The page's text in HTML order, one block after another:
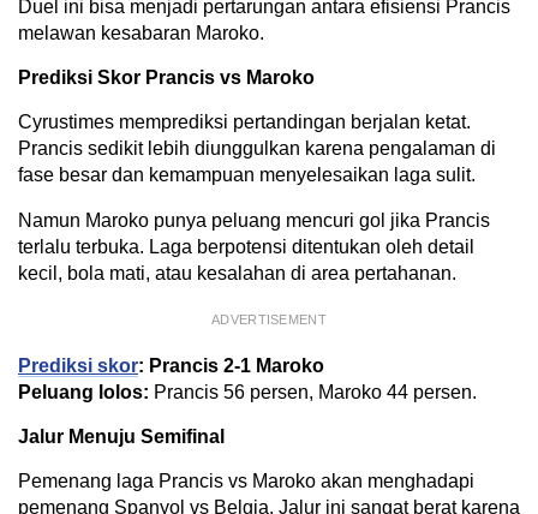
Duel ini bisa menjadi pertarungan antara efisiensi Prancis
melawan kesabaran Maroko.
Prediksi Skor Prancis vs Maroko
Cyrustimes memprediksi pertandingan berjalan ketat.
Prancis sedikit lebih diunggulkan karena pengalaman di
fase besar dan kemampuan menyelesaikan laga sulit.
Namun Maroko punya peluang mencuri gol jika Prancis
terlalu terbuka. Laga berpotensi ditentukan oleh detail
kecil, bola mati, atau kesalahan di area pertahanan.
ADVERTISEMENT
Prediksi skor: Prancis 2-1 Maroko
Peluang lolos: Prancis 56 persen, Maroko 44 persen.
Jalur Menuju Semifinal
Pemenang laga Prancis vs Maroko akan menghadapi
pemenang Spanyol vs Belgia. Jalur ini sangat berat karena